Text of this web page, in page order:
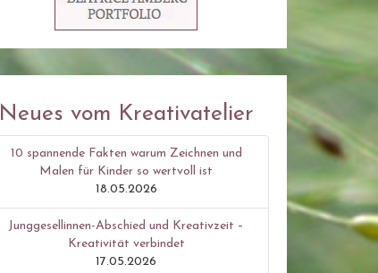
Neues vom Kreativatelier
10 spannende Fakten warum Zeichnen und
Malen für Kinder so wertvoll ist
18.05.2026
Junggesellinnen-Abschied und Kreativzeit –
Kreativität verbindet
17.05.2026